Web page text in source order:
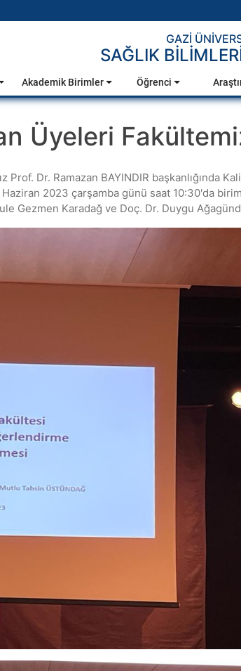
GAZİ
SAĞLIK
Akademik Birimler Öğrenci
Üyeleri
Prof. Dr. Ramazan BAYINDIR başkanlığında
2023 çarşamba günü saat 10:30'da
Gezmen Karadağ ve Doç. Dr. Duygu